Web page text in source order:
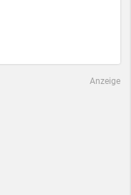
Anzeige